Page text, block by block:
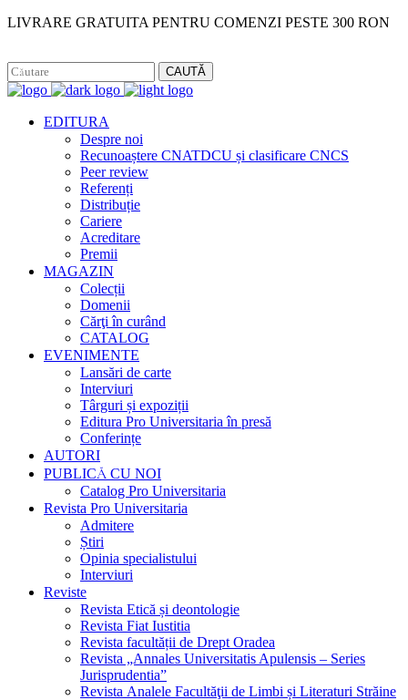
LIVRARE GRATUITA PENTRU COMENZI PESTE 300 RON
CAUTĂ
EDITURA
Despre noi
Recunoaștere CNATDCU și clasificare CNCS
Peer review
Referenți
Distribuție
Cariere
Acreditare
Premii
MAGAZIN
Colecții
Domenii
Cărţi în curând
CATALOG
EVENIMENTE
Lansări de carte
Interviuri
Târguri și expoziții
Editura Pro Universitaria în presă
Conferințe
AUTORI
PUBLICĂ CU NOI
Catalog Pro Universitaria
Revista Pro Universitaria
Admitere
Știri
Opinia specialistului
Interviuri
Reviste
Revista Etică și deontologie
Revista Fiat Iustitia
Revista facultății de Drept Oradea
Revista „Annales Universitatis Apulensis – Series
Jurisprudentia”
Revista Analele Facultăţii de Limbi și Literaturi Străine